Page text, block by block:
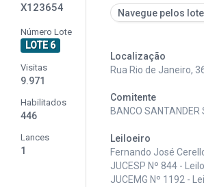
X123654
Número Lote
LOTE 6
Visitas
9.971
Habilitados
446
Lances
1
Navegue pelos
Localização
Rua Rio de Janeiro,
Comitente
BANCO SANTANDER
Leiloeiro
Fernando José
JUCESP Nº 844 -
JUCEMG Nº 1192 -